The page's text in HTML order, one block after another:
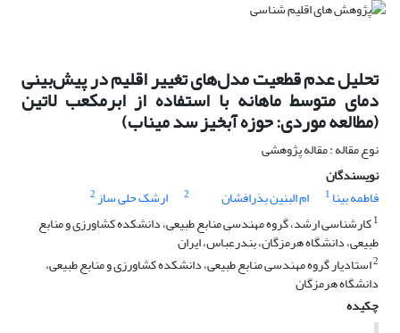
تحلیل عدم قطعیت مدل‌های تغییر اقلیم در پیش‌بینی
دمای متوسط ماهانه با استفاده از ابرمکعب لاتین
(مطالعه موردی: حوزه آبخیز سد میناب)
نوع مقاله : مقاله پژوهشی
نویسندگان
فاطمه بینا 1 ام البنین بذرافشان 2 ارشک حلی ساز2
1کارشناسی ارشد، گروه مهندسی منابع طبیعی، دانشکده کشاورزی و منابع
طبیعی، دانشگاه هرمزگان، بندرعباس، ایران
2استادیار گروه مهندسی منابع طبیعی، دانشکده کشاورزی و منابع طبیعی،
دانشگاه هرمزگان
چکیده